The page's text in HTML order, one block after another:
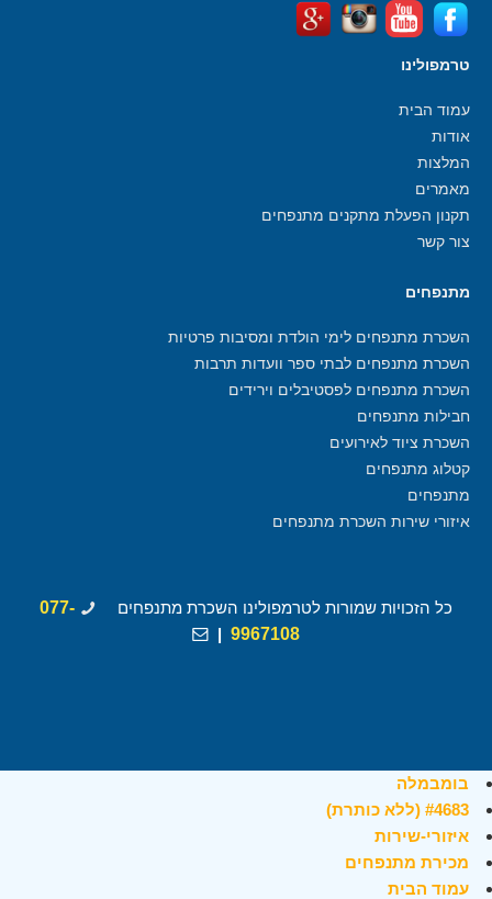
טרמפולינו
עמוד הבית
אודות
המלצות
מאמרים
תקנון הפעלת מתקנים מתנפחים
צור קשר
מתנפחים
השכרת מתנפחים לימי הולדת ומסיבות פרטיות
השכרת מתנפחים לבתי ספר וועדות תרבות
השכרת מתנפחים לפסטיבלים וירידים
חבילות מתנפחים
השכרת ציוד לאירועים
קטלוג מתנפחים
מתנפחים
איזורי שירות השכרת מתנפחים
כל הזכויות שמורות לטרמפולינו השכרת מתנפחים
077-
9967108
|
בומבמלה
#4683 (ללא כותרת)
איזורי-שירות
מכירת מתנפחים
עמוד הבית